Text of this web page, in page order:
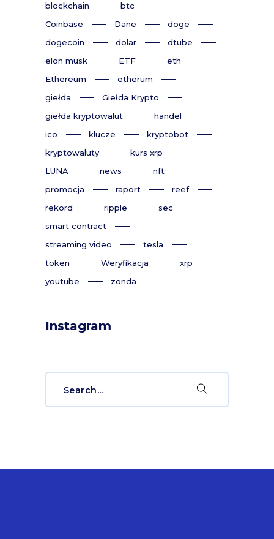
blockchain
btc
Coinbase
Dane
doge
dogecoin
dolar
dtube
elon musk
ETF
eth
Ethereum
etherum
giełda
Giełda Krypto
giełda kryptowalut
handel
ico
klucze
kryptobot
kryptowaluty
kurs xrp
LUNA
news
nft
promocja
raport
reef
rekord
ripple
sec
smart contract
streaming video
tesla
token
Weryfikacja
xrp
youtube
zonda
Instagram